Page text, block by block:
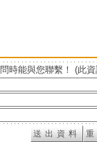
時能與您聯繫！ (此